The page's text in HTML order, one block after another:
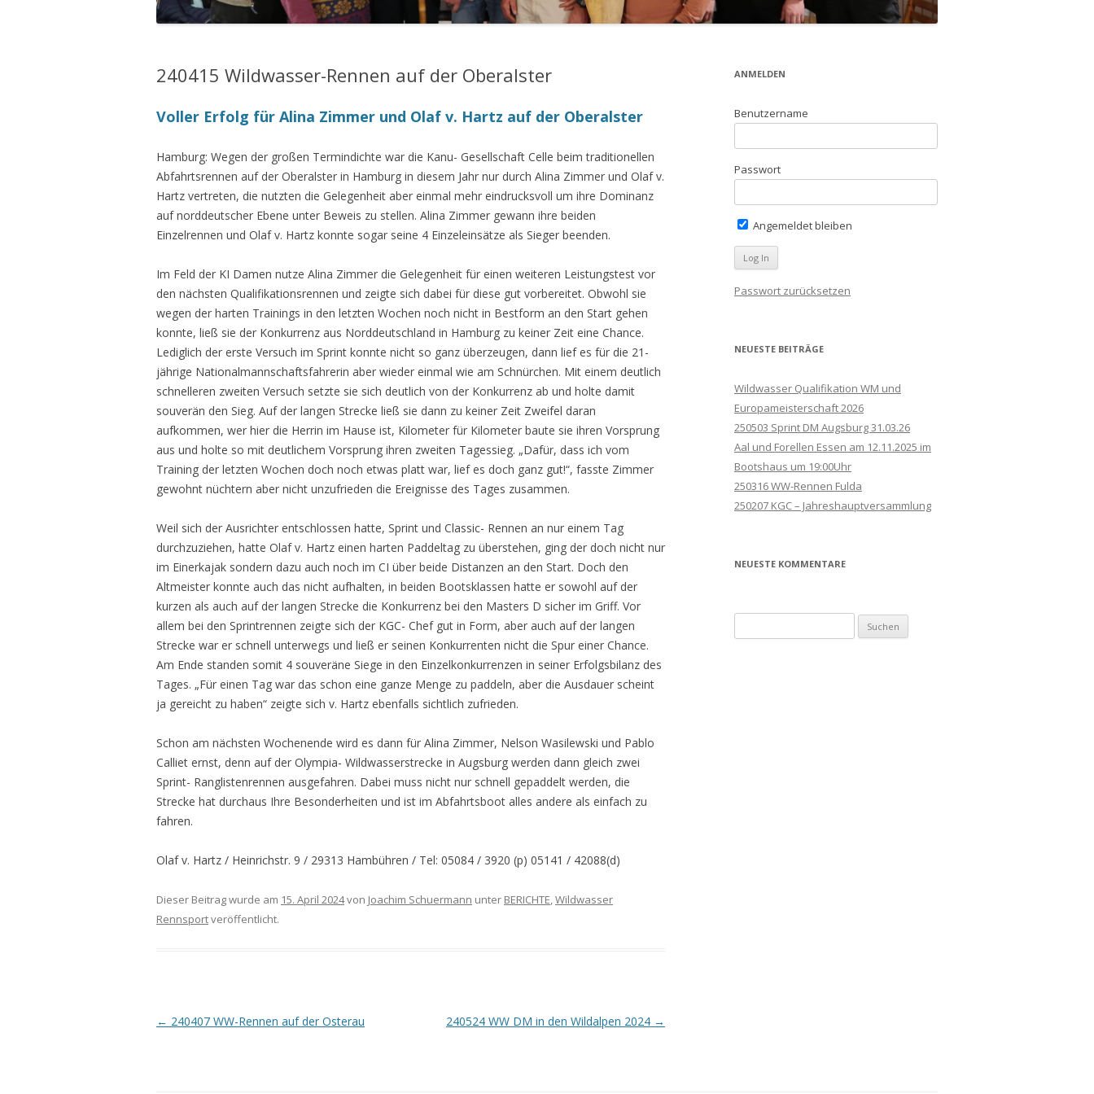
240415 Wildwasser-Rennen auf der Oberalster
Voller Erfolg für Alina Zimmer und Olaf v. Hartz auf der Oberalster
Hamburg: Wegen der großen Termindichte war die Kanu- Gesellschaft Celle beim traditionellen
Abfahrtsrennen auf der Oberalster in Hamburg in diesem Jahr nur durch Alina Zimmer und Olaf v.
Hartz vertreten, die nutzten die Gelegenheit aber einmal mehr eindrucksvoll um ihre Dominanz
auf norddeutscher Ebene unter Beweis zu stellen. Alina Zimmer gewann ihre beiden
Einzelrennen und Olaf v. Hartz konnte sogar seine 4 Einzeleinsätze als Sieger beenden.
Im Feld der KI Damen nutze Alina Zimmer die Gelegenheit für einen weiteren Leistungstest vor
den nächsten Qualifikationsrennen und zeigte sich dabei für diese gut vorbereitet. Obwohl sie
wegen der harten Trainings in den letzten Wochen noch nicht in Bestform an den Start gehen
konnte, ließ sie der Konkurrenz aus Norddeutschland in Hamburg zu keiner Zeit eine Chance.
Lediglich der erste Versuch im Sprint konnte nicht so ganz überzeugen, dann lief es für die 21-
jährige Nationalmannschaftsfahrerin aber wieder einmal wie am Schnürchen. Mit einem deutlich
schnelleren zweiten Versuch setzte sie sich deutlich von der Konkurrenz ab und holte damit
souverän den Sieg. Auf der langen Strecke ließ sie dann zu keiner Zeit Zweifel daran
aufkommen, wer hier die Herrin im Hause ist, Kilometer für Kilometer baute sie ihren Vorsprung
aus und holte so mit deutlichem Vorsprung ihren zweiten Tagessieg. „Dafür, dass ich vom
Training der letzten Wochen doch noch etwas platt war, lief es doch ganz gut!“, fasste Zimmer
gewohnt nüchtern aber nicht unzufrieden die Ereignisse des Tages zusammen.
Weil sich der Ausrichter entschlossen hatte, Sprint und Classic- Rennen an nur einem Tag
durchzuziehen, hatte Olaf v. Hartz einen harten Paddeltag zu überstehen, ging der doch nicht nur
im Einerkajak sondern dazu auch noch im CI über beide Distanzen an den Start. Doch den
Altmeister konnte auch das nicht aufhalten, in beiden Bootsklassen hatte er sowohl auf der
kurzen als auch auf der langen Strecke die Konkurrenz bei den Masters D sicher im Griff. Vor
allem bei den Sprintrennen zeigte sich der KGC- Chef gut in Form, aber auch auf der langen
Strecke war er schnell unterwegs und ließ er seinen Konkurrenten nicht die Spur einer Chance.
Am Ende standen somit 4 souveräne Siege in den Einzelkonkurrenzen in seiner Erfolgsbilanz des
Tages. „Für einen Tag war das schon eine ganze Menge zu paddeln, aber die Ausdauer scheint
ja gereicht zu haben“ zeigte sich v. Hartz ebenfalls sichtlich zufrieden.
Schon am nächsten Wochenende wird es dann für Alina Zimmer, Nelson Wasilewski und Pablo
Calliet ernst, denn auf der Olympia- Wildwasserstrecke in Augsburg werden dann gleich zwei
Sprint- Ranglistenrennen ausgefahren. Dabei muss nicht nur schnell gepaddelt werden, die
Strecke hat durchaus Ihre Besonderheiten und ist im Abfahrtsboot alles andere als einfach zu
fahren.
Olaf v. Hartz / Heinrichstr. 9 / 29313 Hambühren / Tel: 05084 / 3920 (p) 05141 / 42088(d)
Dieser Beitrag wurde am 15. April 2024von Joachim Schuermann unter BERICHTE,Wildwasser
Rennsportveröffentlicht.
Beitrags-
← 240407 WW-Rennen auf der Osterau 240524 WW DM in den Wildalpen 2024 →
ANMELDEN
Benutzername
Passwort
Angemeldet bleiben
Passwort zurücksetzen
NEUESTE BEITRÄGE
Wildwasser Qualifikation WM und
Europameisterschaft 2026
250503 Sprint DM Augsburg 31.03.26
Aal und Forellen Essen am 12.11.2025 im
Bootshaus um 19:00Uhr
250316 WW-Rennen Fulda
250207 KGC – Jahreshauptversammlung
NEUESTE KOMMENTARE
nach: